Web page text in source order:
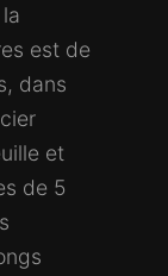
est de
dans
et
de 5